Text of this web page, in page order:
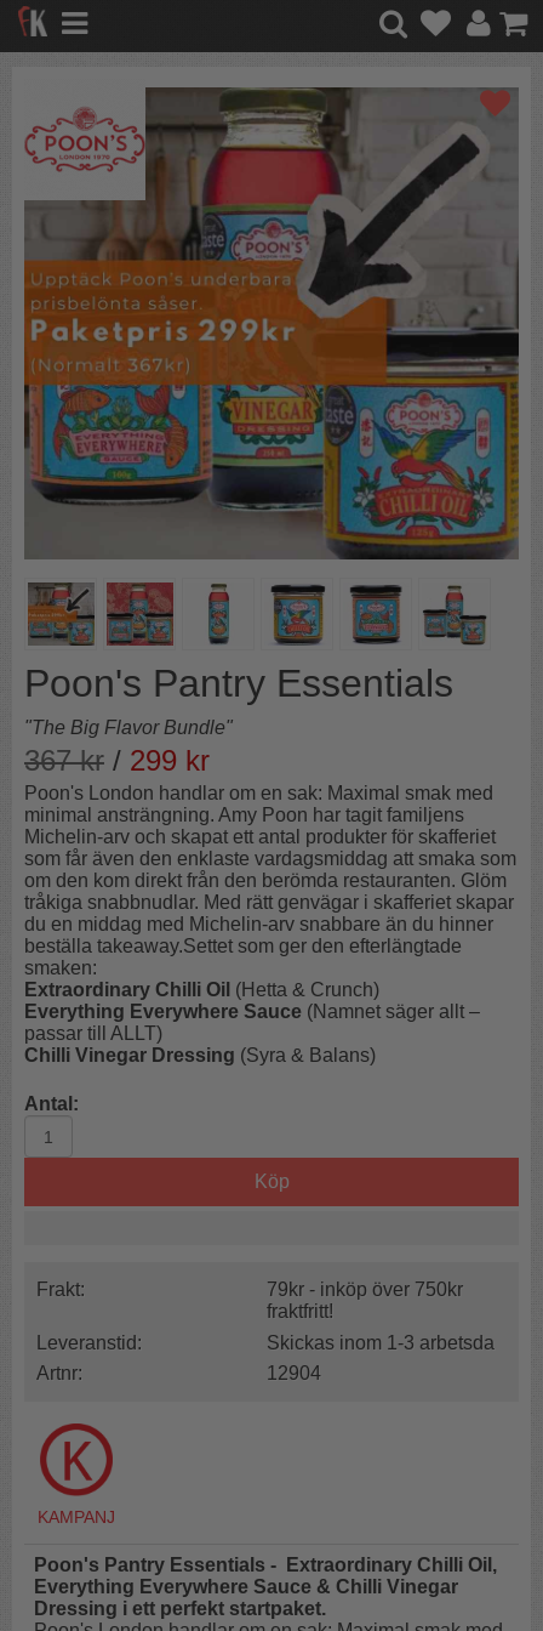
Poon's Pantry Essentials
"The Big Flavor Bundle"
367kr / 299 kr
Poon's London handlar om en sak: Maximal smak med
minimal ansträngning. Amy Poon har tagit familjens
Michelin-arv och skapat ett antal produkter för skafferiet
som får även den enklaste vardagsmiddag att smaka som
om den kom direkt från den berömda restauranten. Glöm
tråkiga snabbnudlar. Med rätt genvägar i skafferiet skapar
du en middag med Michelin-arv snabbare än du hinner
beställa takeaway.Settet som ger den efterlängtade
smaken:
Extraordinary Chilli Oil (Hetta & Crunch)
Everything Everywhere Sauce (Namnet säger allt –
passar till ALLT)
Chilli Vinegar Dressing (Syra & Balans)
Antal:
Köp
Frakt:
79kr - inköp över 750kr
fraktfritt!
Leveranstid:
Skickas inom 1-3 arbetsda
Artnr:
12904
Poon's Pantry Essentials - Extraordinary Chilli Oil,
Everything Everywhere Sauce & Chilli Vinegar
Dressing i ett perfekt startpaket.